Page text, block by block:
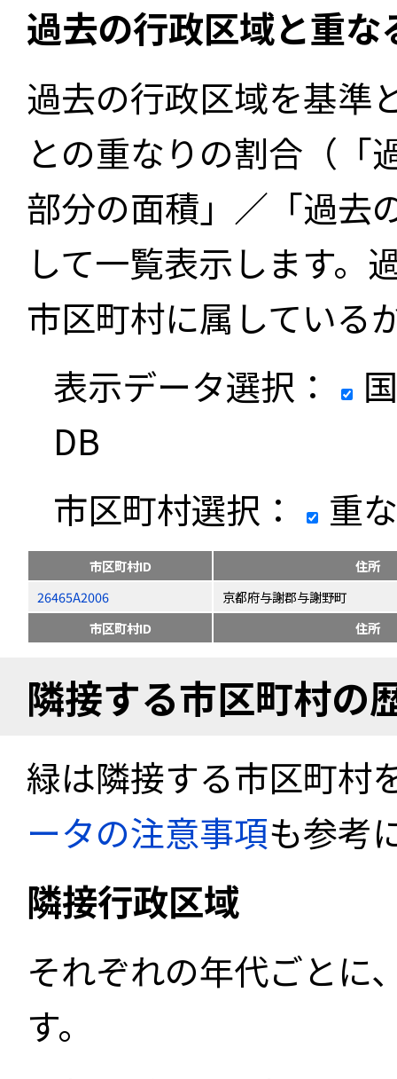
過去の行政区域と重
過去の行政区域を基準
との重なりの割合（「
部分の面積」／「過去
して一覧表示します。
市区町村に属している
表示データ選択：
DB
市区町村選択：
重
市区町村ID
住所
26465A2006
京都府与謝郡与謝野町
市区町村ID
住所
隣接する市区町村の
緑は隣接する市区町村
ータの注意事項も参考
隣接行政区域
それぞれの年代ごとに
す。